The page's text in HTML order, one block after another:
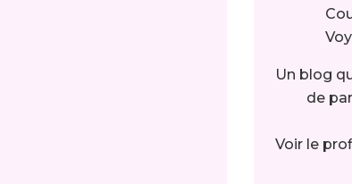
Un blog
de
Voir le